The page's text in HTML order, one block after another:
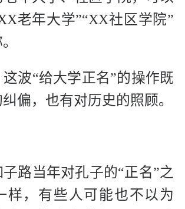
老年大学”“XX社区学院”
波“给大学正名”的操作既
偏，也有对历史的照顾。
路当年对孔子的“正名”之
样，有些人可能也不以为